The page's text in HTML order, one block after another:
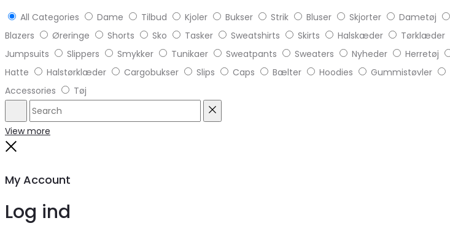
All Categories Dame Tilbud Kjoler Bukser Strik Bluser Skjorter Dametøj
Blazers
Øreringe Shorts Sko Tasker Sweatshirts Skirts Halskæder Tørklæder
Jumpsuits
Slippers Smykker Tunikaer Sweatpants Sweaters Nyheder Herretøj
Hatte
Halstørklæder Cargobukser Slips Caps Bælter Hoodies Gummistøvler
Accessories
Tøj
Search
View more
My Account
Log ind